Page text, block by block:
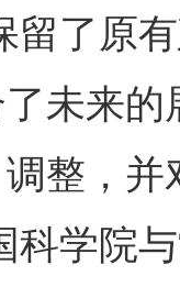
了原有
未来
整，
科学院